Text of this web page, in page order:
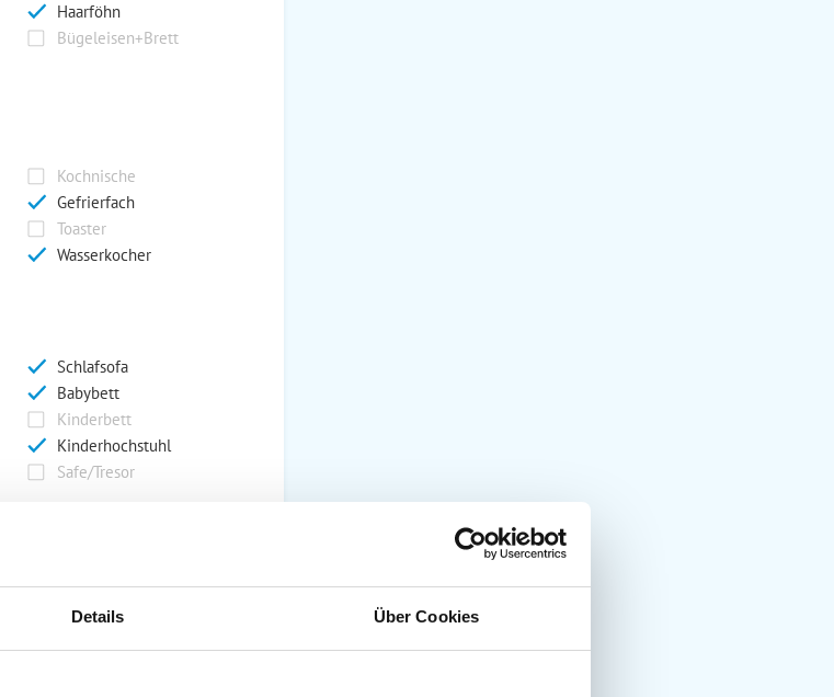
Details Über Cookies
Haarföhn
Bügeleisen+Brett
Kochnische
Gefrierfach
Toaster
Wasserkocher
Schlafsofa
Babybett
Kinderbett
Kinderhochstuhl
Safe/Tresor
Grill
Grillplatz